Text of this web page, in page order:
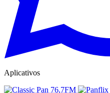
Aplicativos